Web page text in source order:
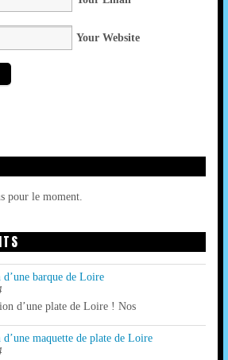
Your Website
pour le moment.
barque de Loire
d’une plate de Loire ! Nos
maquette de plate de Loire